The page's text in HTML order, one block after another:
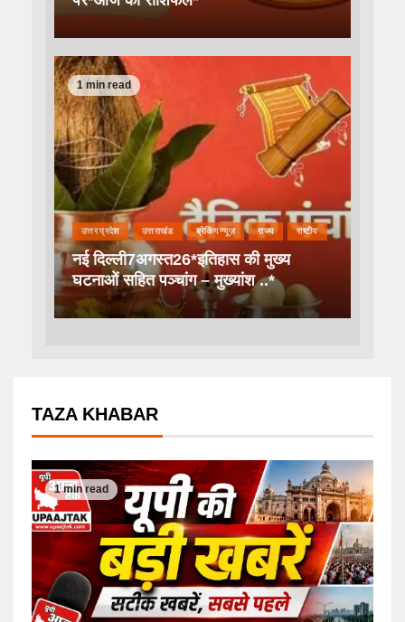
1 min read
उत्तर प्रदेश उत्तराखंड ब्रेकिंग न्यूज़ राज्य राष्टीय
नई दिल्ली7अगस्त26*इतिहास की मुख्य
घटनाओं सहित पञ्चांग – मुख्यांश ..*
TAZA KHABAR
1 min read